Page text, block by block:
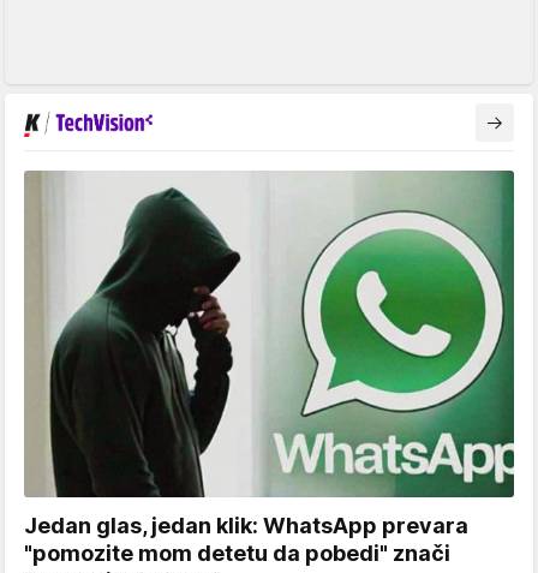
Jedan glas, jedan klik: WhatsApp prevara
"pomozite mom detetu da pobedi" znači